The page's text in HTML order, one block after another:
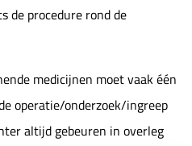
de procedure rond de
medicijnen moet vaak één
operatie/onderzoek/ingreep
altijd gebeuren in overleg